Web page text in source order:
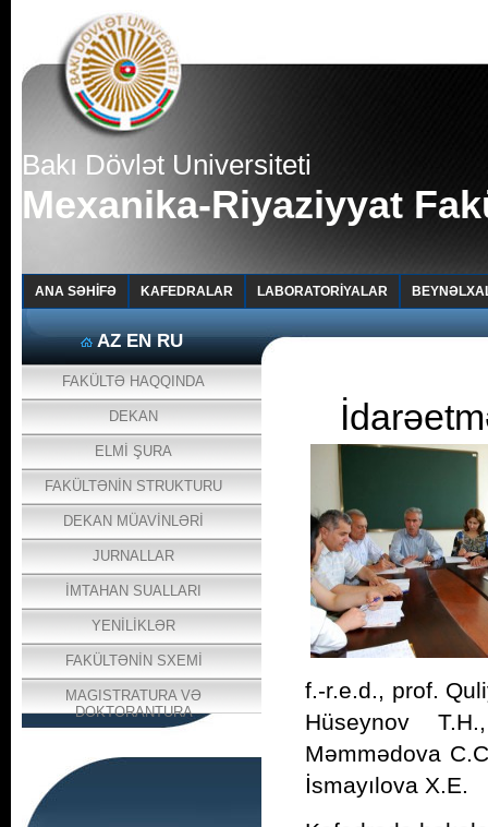
Bakı Dövlət Universiteti
Mexanika-Riyaziyyat
ANA SƏHİFƏ KAFEDRALAR LABORATORİYALAR
AZ EN RU
FAKÜLTƏ HAQQINDA
DEKAN
ELMİ ŞURA
FAKÜLTƏNİN STRUKTURU
DEKAN MÜAVİNLƏRİ
JURNALLAR
İMTAHAN SUALLARI
YENİLİKLƏR
FAKÜLTƏNİN SXEMİ
MAGISTRATURA VƏ
DOKTORANTURA
f.-r.e.d., prof.
Hüseynov
Məmmədova
İsmayılova X.E.